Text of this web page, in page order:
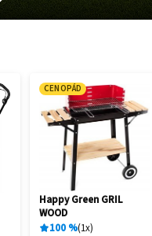
CENOPÁD
Happy Green GRIL
WOOD
100 % 1x